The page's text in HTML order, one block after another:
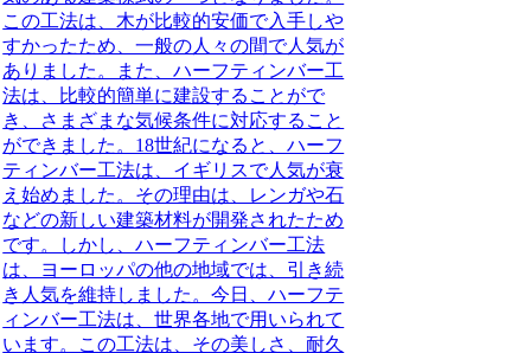
この工法は、木が比較的安価で入手しや
すかったため、一般の人々の間で人気が
ありました。また、ハーフティンバー工
法は、比較的簡単に建設することがで
き、さまざまな気候条件に対応すること
ができました。18世紀になると、ハーフ
ティンバー工法は、イギリスで人気が衰
え始めました。その理由は、レンガや石
などの新しい建築材料が開発されたため
です。しかし、ハーフティンバー工法
は、ヨーロッパの他の地域では、引き続
き人気を維持しました。今日、ハーフテ
ィンバー工法は、世界各地で用いられて
います。この工法は、その美しさ、耐久